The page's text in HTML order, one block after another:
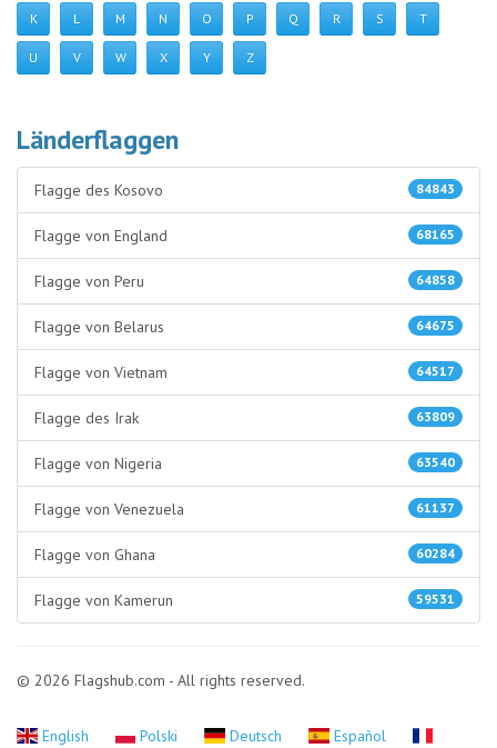
K L M N O P Q R S T
U V W X Y Z
Länderflaggen
84843
Flagge des Kosovo
68165
Flagge von England
64858
Flagge von Peru
64675
Flagge von Belarus
64517
Flagge von Vietnam
63809
Flagge des Irak
63540
Flagge von Nigeria
61137
Flagge von Venezuela
60284
Flagge von Ghana
59531
Flagge von Kamerun
© 2026 Flagshub.com - All rights reserved.
English Polski Deutsch
Español